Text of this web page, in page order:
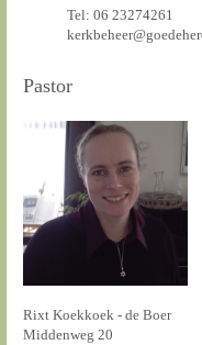
Tel: 06 23274261
Pastor
Rixt Koekkoek - de Boer
Middenweg 20